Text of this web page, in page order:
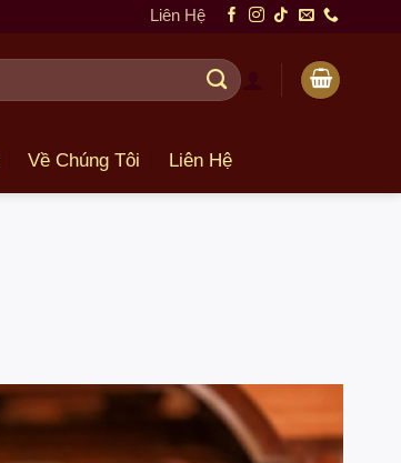
Liên Hệ
Về Chúng Tôi Liên Hệ